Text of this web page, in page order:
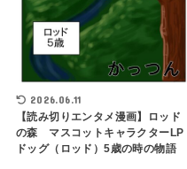
2026.06.11
【読み切りエンタメ漫画】ロッド
の森 マスコットキャラクターLP
ドッグ（ロッド）5歳の時の物語